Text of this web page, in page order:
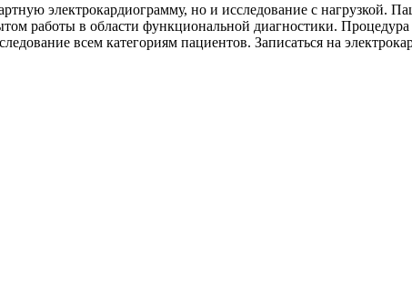
электрокардиограмму, но и исследование с нагрузкой.
работы в области функциональной диагностики. Процедура
всем категориям пациентов. Записаться на